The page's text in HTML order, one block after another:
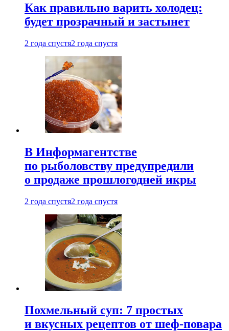
Как правильно варить холодец:
будет прозрачный и застынет
2 года спустя2 года спустя
В Информагентстве
по рыболовству предупредили
о продаже прошлогодней икры
2 года спустя2 года спустя
Похмельный суп: 7 простых
и вкусных рецептов от шеф-повара